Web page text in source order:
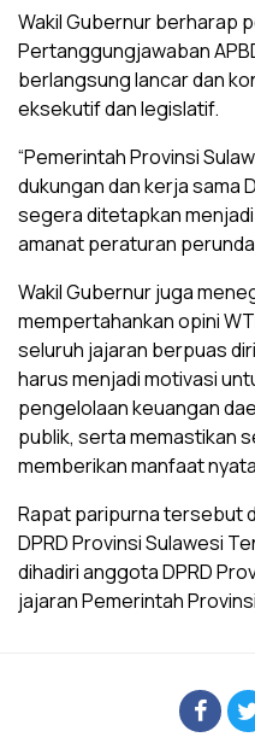
Wakil Gubernur berharap
Pertanggungjawaban
berlangsung lancar dan
eksekutif dan legislatif.
“Pemerintah Provinsi
dukungan dan kerja sama
segera ditetapkan
amanat peraturan
Wakil Gubernur juga
mempertahankan opini
seluruh jajaran berpuas
harus menjadi motivasi
pengelolaan keuangan
publik, serta memastikan
memberikan manfaat
Rapat paripurna tersebut
DPRD Provinsi Sulawesi
dihadiri anggota DPRD
jajaran Pemerintah